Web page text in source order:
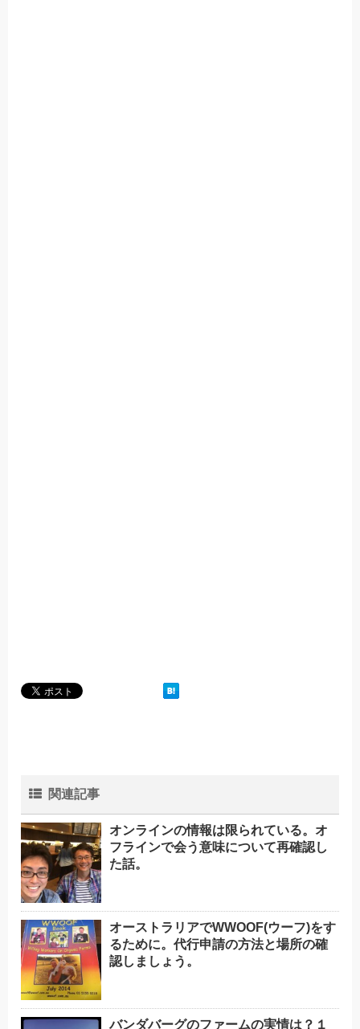
関連記事
オンラインの情報は限られている。オ
フラインで会う意味について再確認し
た話。
オーストラリアでWWOOF(ウーフ)をす
るために。代行申請の方法と場所の確
認しましょう。
バンダバーグのファームの実情は？１